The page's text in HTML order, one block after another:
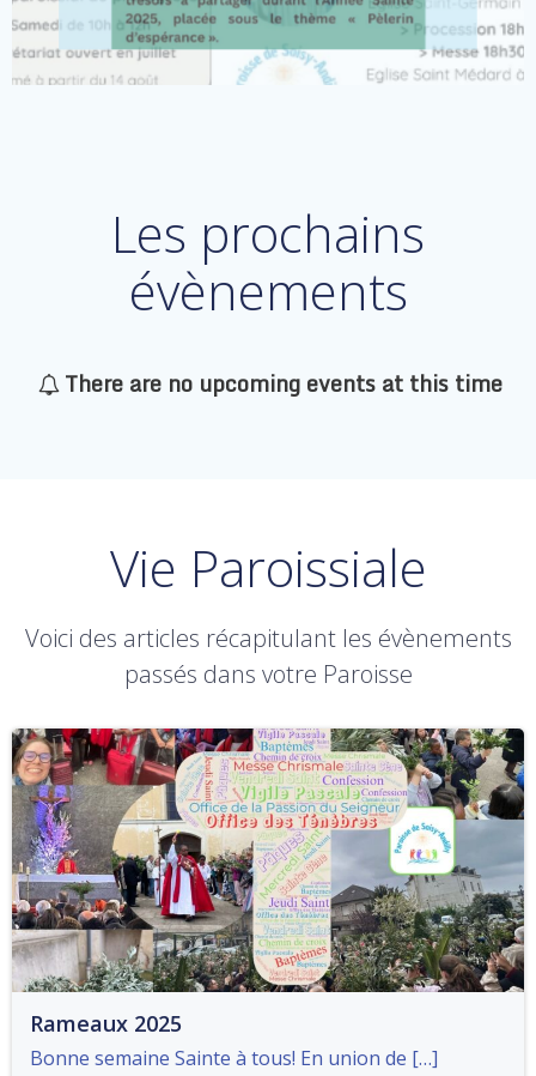
Les prochains
évènements
There are no upcoming events at this time
Vie Paroissiale
Voici des articles récapitulant les évènements
passés dans votre Paroisse
Rameaux 2025
Bonne semaine Sainte à tous! En union de […]